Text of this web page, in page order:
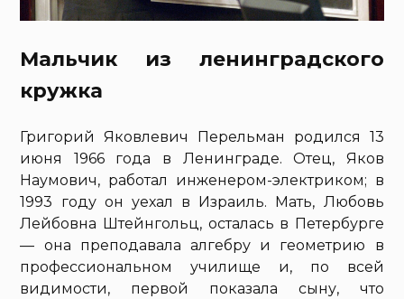
Мальчик из ленинградского
кружка
Григорий Яковлевич Перельман родился 13
июня 1966 года в Ленинграде. Отец, Яков
Наумович, работал инженером-электриком; в
1993 году он уехал в Израиль. Мать, Любовь
Лейбовна Штейнгольц, осталась в Петербурге
— она преподавала алгебру и геометрию в
профессиональном училище и, по всей
видимости, первой показала сыну, что